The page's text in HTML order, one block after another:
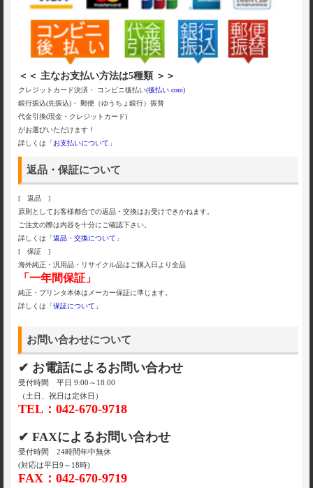
＜＜ 主なお支払い方法は5種類 ＞＞
クレジットカード決済・ コンビニ後払い(後払い.com)
銀行振込(先振込)・ 郵便（ゆうちょ銀行）振替
代金引換(現金・クレジットカード)
がお選びいただけます！
詳しくは「お支払いについて 」
返品・保証について
[ 返品 ]
原則としてお客様都合での返品・交換はお受けできかねます。
ご注文の際は内容を十分にご確認下さい。
詳しくは「返品・交換について 」
[ 保証 ]
海外純正・汎用品・リサイクル品はご購入日より全品
「一年間保証」
純正・プリンタ本体はメーカー保証に準じます。
詳しくは「保証について 」
お問い合わせについて
✔ お電話によるお問い合わせ
受付時間 平日 9:00～18:00
（土日、祝日は定休日）
TEL：042-670-9718
✔ FAXによるお問い合わせ
受付時間 24時間年中無休
(対応は平日9～18時)
FAX：042-670-9719